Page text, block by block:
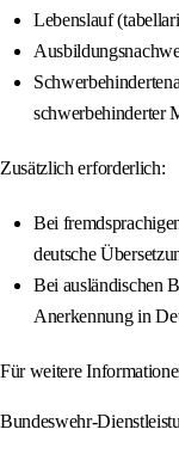
Lebenslauf
schwerbehinderter
Zusätzlich erforderlich:
Bei
deutsche
Bei ausländischen
Anerkennung in
Für weitere
Bundeswehr-